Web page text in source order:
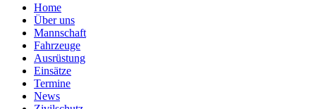
Home
Über uns
Mannschaft
Fahrzeuge
Ausrüstung
Einsätze
Termine
News